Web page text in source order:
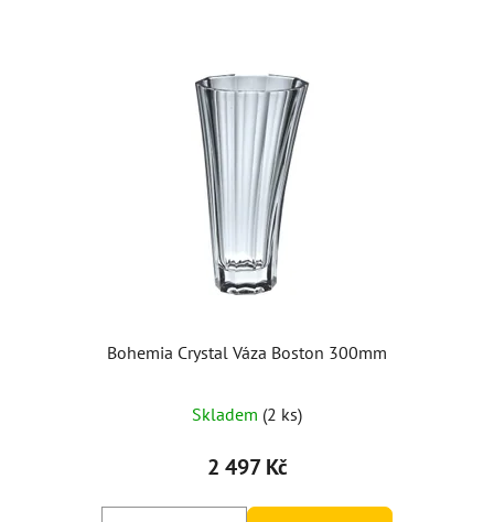
Bohemia Crystal Váza Boston 300mm
Skladem (2 ks)
2 497 Kč